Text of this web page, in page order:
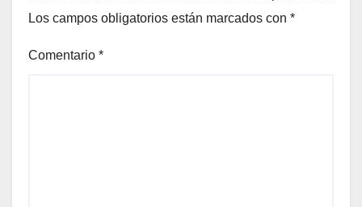
Los campos obligatorios están marcados con *
Comentario *